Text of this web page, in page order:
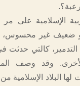
الإسلامية على
هو ضعيف غير محسوس،
التدمير، كالتي حدثت
الأخرى. وقد وصف
لها البلاد